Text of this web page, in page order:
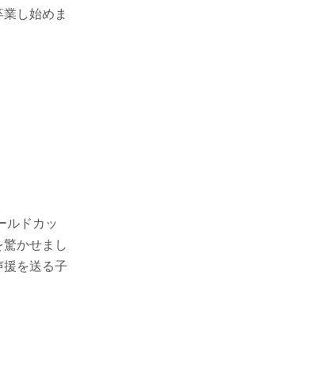
し始めま
ルドカッ
かせまし
を送る子